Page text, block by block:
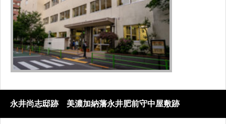
永井尚志邸跡 美濃加納藩永井肥前守中屋敷跡